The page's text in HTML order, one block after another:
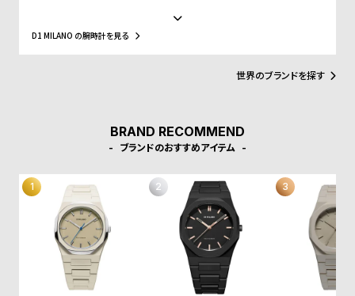
970年代のイタリアンなクリアラインと美的感覚にインスパイアさ
れたデザインは、流行を追いかける全ての人々にとってのマストア
イテムとなることでしょう。Forbesによって、ファッションを再定
義する若いイタリアンブランドのトップ10にノミネートされまし
た。その中にはGQやVogue、Elle、Esquireなどファッション業界
D1 MILANO の腕時計を見る
世界のブランドを探す
BRAND RECOMMEND
ブランドのおすすめアイテム